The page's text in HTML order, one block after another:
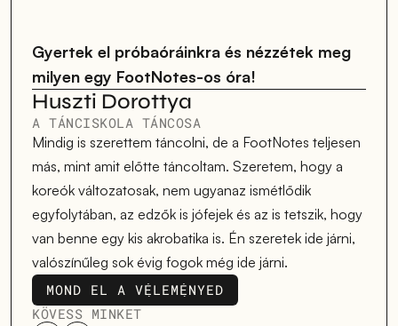
Gyertek el próbaóráinkra és nézzétek meg
milyen egy FootNotes-os óra!
Huszti Dorottya
A TÁNCISKOLA TÁNCOSA
Mindig is szerettem táncolni, de a FootNotes teljesen
más, mint amit előtte táncoltam. Szeretem, hogy a
koreók változatosak, nem ugyanaz ismétlődik
egyfolytában, az edzők is jófejek és az is tetszik, hogy
van benne egy kis akrobatika is. Én szeretek ide járni,
valószínűleg sok évig fogok még ide járni.
MOND EL A VÉLEMÉNYED
MOND EL A VÉLEMÉNYED
KÖVESS MINKET